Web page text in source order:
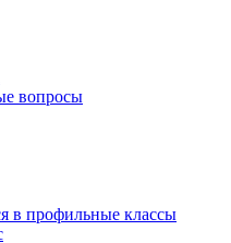
вопросы
в профильные классы